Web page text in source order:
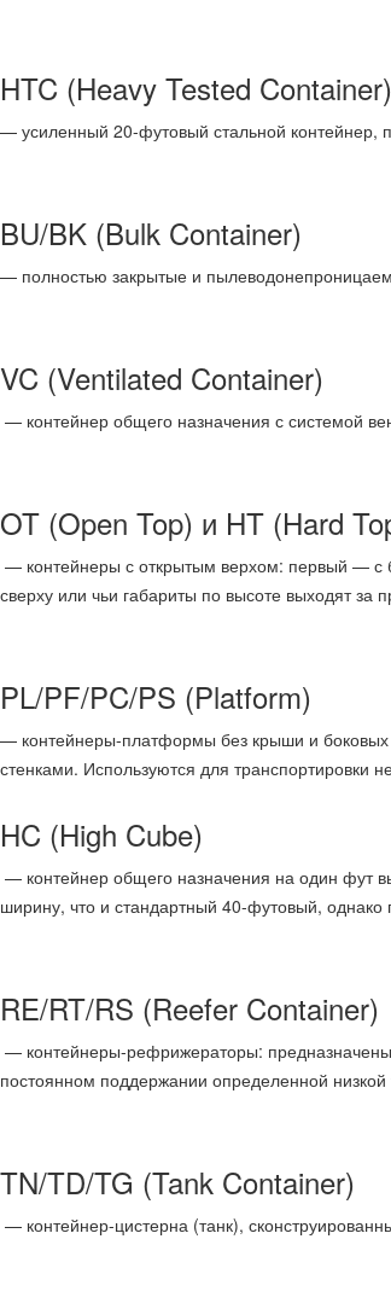
HTC (Heavy Tested Container)
— усиленный 20-футовый стальной контейнер,
BU/BK (Bulk Container)
— полностью закрытые и
VC (Ventilated Container)
— контейнер общего назначения с системой
OT (Open Top) и HT (Hard
— контейнеры с открытым верхом: первый — с
сверху или чьи габариты по высоте выходят за
PL/PF/PC/PS (Platform)
— контейнеры-платформы без крыши и
стенками. Используются для транспортировки
HC (High Cube)
— контейнер общего назначения на один фут
ширину, что и стандартный 40-футовый,
RE/RT/RS (Reefer Container)
— контейнеры-рефрижераторы: предназначены
постоянном поддержании определенной
TN/TD/TG (Tank Container)
— контейнер-цистерна (танк),